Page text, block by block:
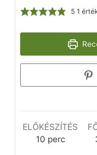
5 1
ELŐKÉSZÍTÉS
10perc
perc